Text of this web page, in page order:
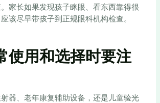
家长如果发现孩子眯眼、看东西靠得很
该尽早带孩子到正规眼科机构检查。
使用和选择时要注
器、老年康复辅助设备，还是儿童验光